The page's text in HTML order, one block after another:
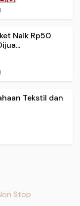
Naik Rp50
Tekstil dan
Stop